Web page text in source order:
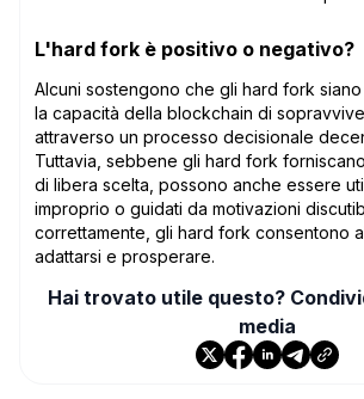
L'hard fork è positivo o negativo?
Alcuni sostengono che gli hard fork
la capacità della blockchain di
attraverso un processo decisionale
Tuttavia, sebbene gli hard fork
di libera scelta, possono anche essere
improprio o guidati da motivazioni
correttamente, gli hard fork consentono
adattarsi e prosperare.
Hai trovato utile questo?
media